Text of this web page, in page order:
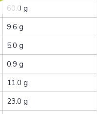
60.0 g
9.6 g
5.0 g
0.9 g
11.0 g
23.0 g